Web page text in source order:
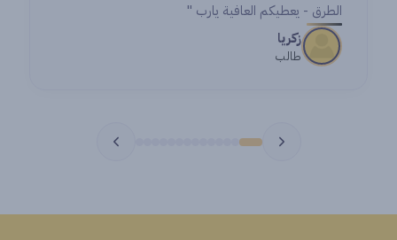
- يعطيكم العافية يارب "